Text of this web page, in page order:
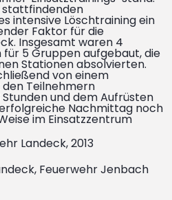
stattfindenden
intensive Löschtraining ein
Faktor für die
Insgesamt waren 4
5 Gruppen aufgebaut, die
Stationen absolvierten.
von einem
Teilnehmern
und dem Aufrüsten
Nachmittag noch
im Einsatzzentrum
Landeck, 2013
Feuerwehr Jenbach